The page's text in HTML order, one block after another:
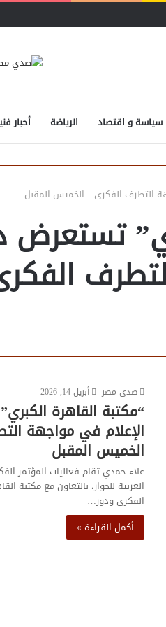
سياسة و اقتصاد الرياضة أحبار
التطرف الفكرى .. الخميس المقبل
تستعرض
صدى مصر
أبريل 14, 2026
“مكتبة القاهرة
الإعلام في مواجهة
الخميس المقبل
علاء حمدي تقام فعاليات المؤتمر
العربية للحوار، بالتعاون مع مكتبة
الفكرى ودور…
أكمل القراءة »